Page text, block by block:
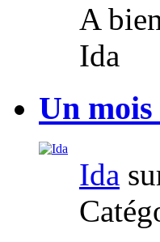
A
Ida
Un
Ida